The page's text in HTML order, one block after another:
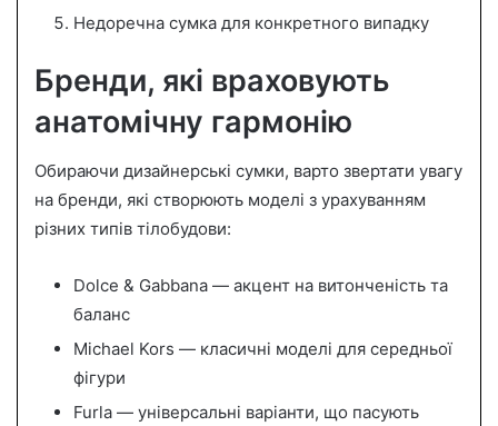
Недоречна сумка для конкретного випадку
Бренди, які враховують
анатомічну гармонію
Обираючи дизайнерські сумки, варто звертати увагу
на бренди, які створюють моделі з урахуванням
різних типів тілобудови:
Dolce & Gabbana — акцент на витонченість та
баланс
Michael Kors — класичні моделі для середньої
фігури
Furla — універсальні варіанти, що пасують